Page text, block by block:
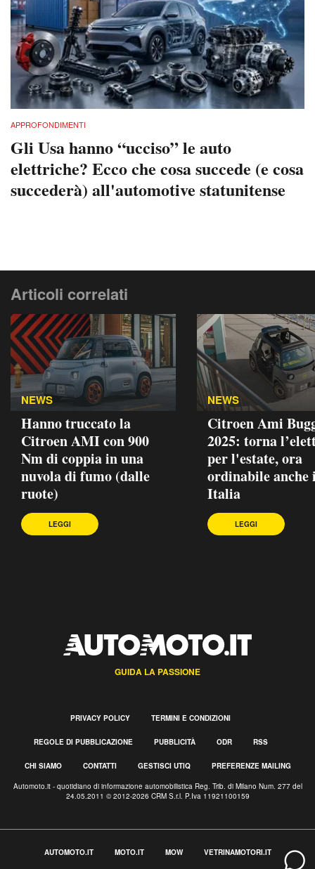
APPROFONDIMENTI
Gli Usa hanno “ucciso” le auto
elettriche? Ecco che cosa succede (e cosa
succederà) all'automotive statunitense
Articoli correlati
NEWS
Hanno truccato la
Citroen AMI con 900
Nm di coppia in una
nuvola di fumo (dalle
ruote)
LEGGI
NEWS
Citroen Ami
2025: torna
per l'estate, ora
ordinabile anche
Italia
LEGGI
GUIDA LA PASSIONE
PRIVACY POLICY TERMINI E CONDIZIONI
REGOLE DI PUBBLICAZIONE PUBBLICITÀ ODR RSS
CHI SIAMO CONTATTI GESTISCI UTIQ PREFERENZE MAILING
Automoto.it - quotidiano di informazione automobilistica Reg. Trib. di Milano Num. 277 del
24.05.2011 © 2012-2026 CRM S.r.l. P.Iva 11921100159
AUTOMOTO.IT MOTO.IT MOW VETRINAMOTORI.IT